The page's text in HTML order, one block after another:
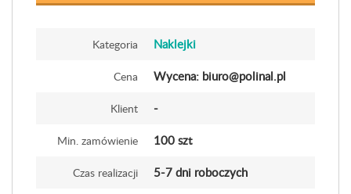
Kategoria Naklejki
Cena Wycena: biuro@polinal.pl
Klient -
Min. zamówienie 100 szt
Czas realizacji 5-7 dni roboczych